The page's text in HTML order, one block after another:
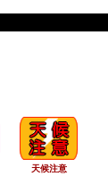
天候注意